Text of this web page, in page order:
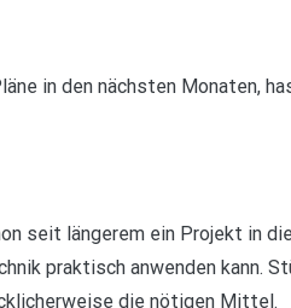
in den nächsten Monaten,
seit längerem ein Projekt in
praktisch anwenden kann.
die nötigen Mittel.